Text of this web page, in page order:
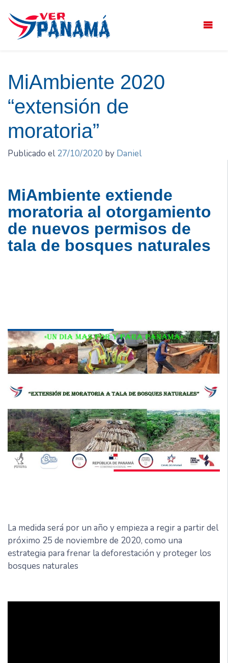
contenido
MiAmbiente 2020
“extensión de
moratoria”
Publicado el27/10/2020 by Daniel
MiAmbiente extiende
moratoria al otorgamiento
de nuevos permisos de
tala de bosques naturales
La medida será por un año y empieza a regir a partir del
próximo 25 de noviembre de 2020, como una
estrategia para frenar la deforestación y proteger los
bosques naturales